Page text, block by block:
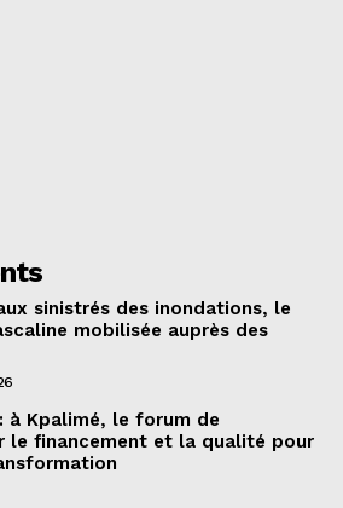
sinistrés des inondations, le
mobilisée auprès des
à Kpalimé, le forum de
le financement et la qualité pour